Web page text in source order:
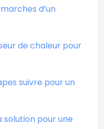
d’un
de chaleur pour
suivre pour un
pour une